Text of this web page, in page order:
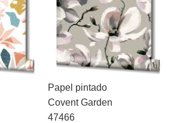
Papel pintado
Covent Garden
47466